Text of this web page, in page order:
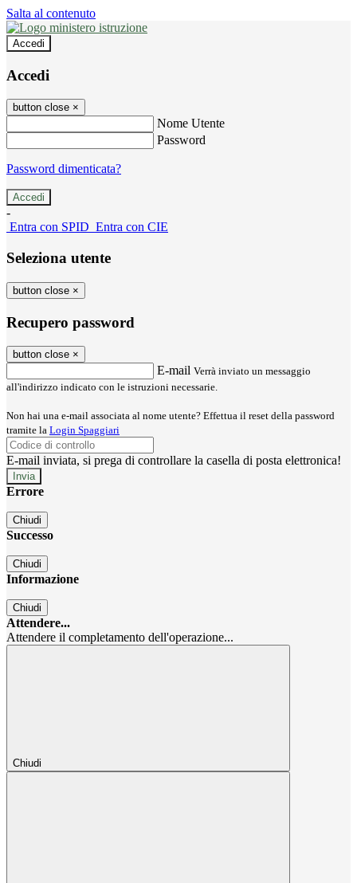
Salta al contenuto
Accedi
Accedi
button close ×
Nome Utente
Password
Password dimenticata?
-
Entra con SPID Entra con CIE
Seleziona utente
button close ×
Recupero password
button close ×
E-mail Verrà inviato un messaggio
all'indirizzo indicato con le istruzioni necessarie.
Non hai una e-mail associata al nome utente? Effettua il reset della password
tramite la Login Spaggiari
E-mail inviata, si prega di controllare la casella di posta elettronica!
Errore
Chiudi
Successo
Chiudi
Informazione
Chiudi
Attendere...
Attendere il completamento dell'operazione...
Chiudi